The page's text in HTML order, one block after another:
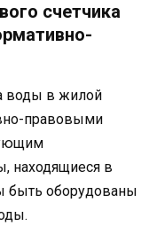
счетчика
воды в жилой
правовыми
находящиеся в
быть оборудованы